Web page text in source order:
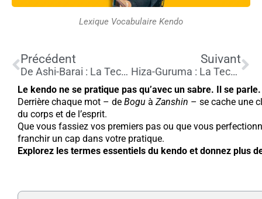
Lexique Vocabulaire Kendo
Précédent
Précédent
De Ashi-Barai : La Technique de Balayage du Pied Avancé au Judo
Suivant
Hiza-Guruma : La Technique de Déséquilibre Parfaite au Judo
Le kendo ne se pratique pas qu’avec un sabre. Il se parle.
Derrière chaque mot – de Bogu à Zanshin – se cache une
du corps et de l’esprit.
Que vous fassiez vos premiers pas ou que vous
franchir un cap dans votre pratique.
Explorez les termes essentiels du kendo et donnez plus